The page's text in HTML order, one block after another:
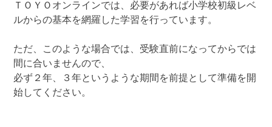
ＴＯＹＯオンラインでは、必要があれば小学校初級レベ
ルからの基本を網羅した学習を行っています。
ただ、このような場合では、受験直前になってからでは
間に合いませんので、
必ず２年、３年というような期間を前提として準備を開
始してください。